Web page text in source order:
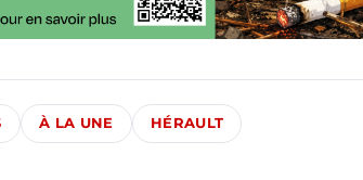
À LA UNE HÉRAULT